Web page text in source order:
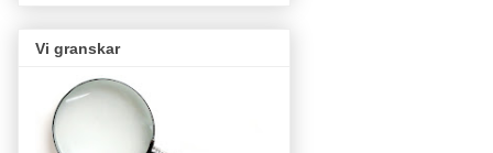
Vi granskar